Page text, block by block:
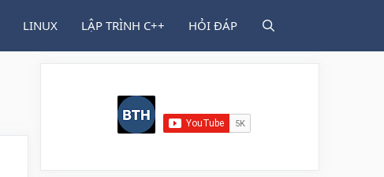
LINUX LẬP TRÌNH C++ HỎI ĐÁP